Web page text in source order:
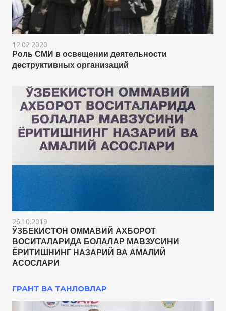
12.02.2020
Роль СМИ в освещении деятельности
деструктивных организаций
26.10.2019
ЎЗБЕКИСТОН ОММАВИЙ АХБОРОТ
ВОСИТАЛАРИДА БОЛАЛАР МАВЗУСИНИ
ЁРИТИШНИНГ НАЗАРИЙ ВА АМАЛИЙ
АСОСЛАРИ
ГРАНТ ВА ТАНЛОВЛАР